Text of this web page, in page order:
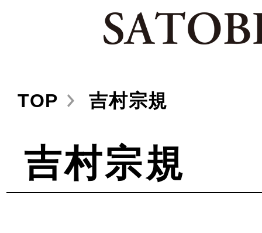
TOP 吉村宗規
吉村宗規